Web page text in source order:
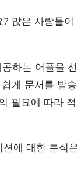
많은 사람들
하는 어플을
게 문서를 발
필요에 따라
에 대한 분석